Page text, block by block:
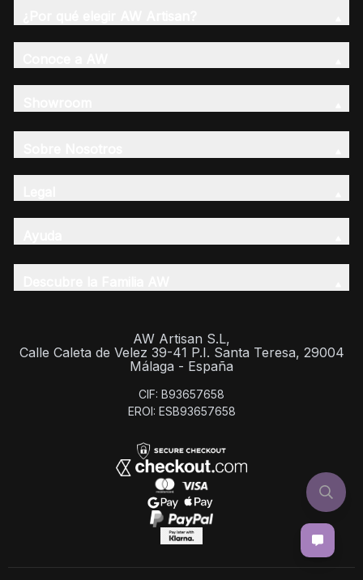
AW Artisan S.L,
Calle Caleta de Velez 39-41 P.I. Santa Teresa, 29004
Málaga - España
CIF: B93657658
EROI: ESB93657658